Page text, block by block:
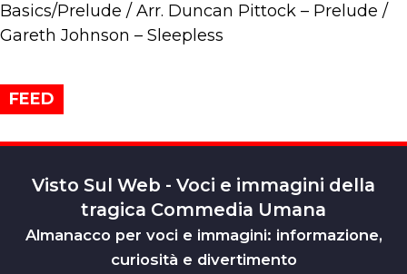
Basics/Prelude / Arr. Duncan Pittock – Prelude /
Gareth Johnson – Sleepless
FEED
Visto Sul Web - Voci e immagini della
tragica Commedia Umana
Almanacco per voci e immagini: informazione,
curiosità e divertimento